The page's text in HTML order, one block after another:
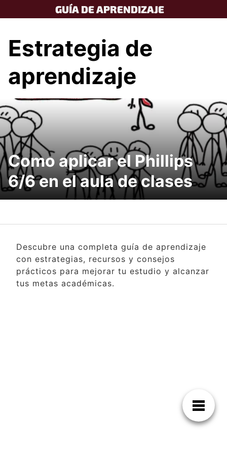
to
GUÍA DE APRENDIZAJE
Estrategia de
aprendizaje
Como aplicar el Phillips
6/6 en el aula de clases
Descubre una completa guía de aprendizaje
con estrategias, recursos y consejos
prácticos para mejorar tu estudio y alcanzar
tus metas académicas.